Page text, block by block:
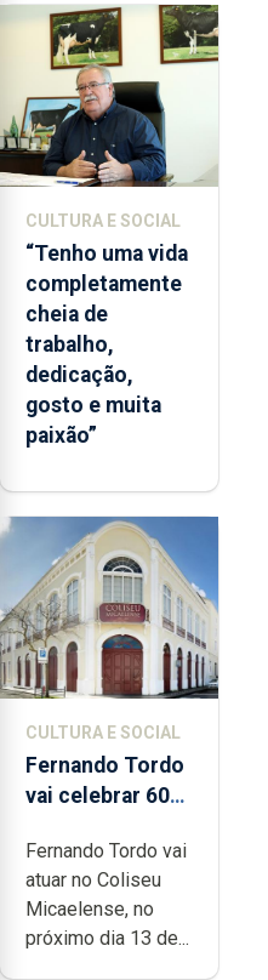
CULTURA E SOCIAL
“Tenho uma vida
completamente
cheia de
trabalho,
dedicação,
gosto e muita
paixão”
CULTURA E SOCIAL
Fernando Tordo
vai celebrar 60
no Coliseu
Micaelense
Fernando Tordo vai
atuar no Coliseu
Micaelense, no
próximo dia 13 de...